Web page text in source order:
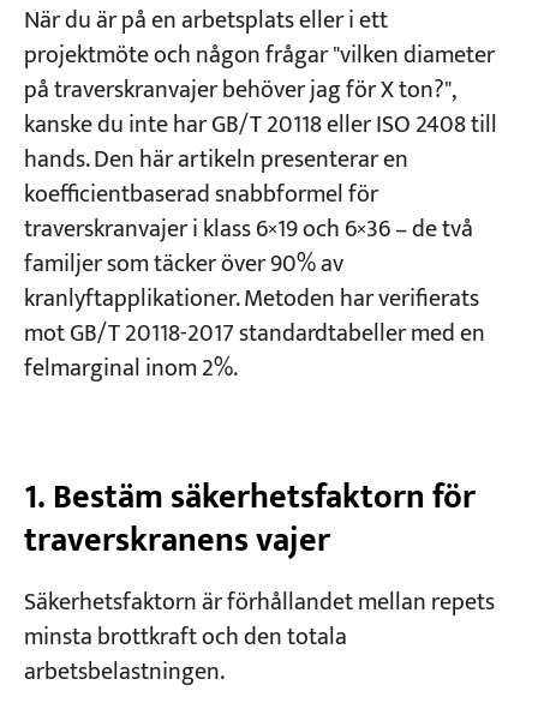
Projekt
Nyheter
Applikationer
Om oss
Kontakta oss
traverskranens vajer
2. Identifiera kabelklassen för traverskranar
Klass A — Linjär kontakt (föredras för
kranlyftning)
Klass B — Punktkontakt (sekundära
tillämpningar)
3. Snabbdiameterformeln för
dimensionering av vajer för traverskranar
5. Beräkning av kapacitet från ett befintligt
rep
6. Metoder för ändterminering av kabelvajer
för traverskranar
När du är på en arbetsplats eller i ett
projektmöte och någon frågar "vilken diameter
på traverskranvajer behöver jag för X ton?",
kanske du inte har GB/T 20118 eller ISO 2408 till
hands. Den här artikeln presenterar en
koefficientbaserad snabbformel för
traverskranvajer i klass 6×19 och 6×36 – de två
familjer som täcker över 90% av
kranlyftapplikationer. Metoden har verifierats
mot GB/T 20118-2017 standardtabeller med en
felmarginal inom 2%.
1. Bestäm säkerhetsfaktorn för
traverskranens vajer
Säkerhetsfaktorn är förhållandet mellan repets
minsta brottkraft och den totala
arbetsbelastningen.